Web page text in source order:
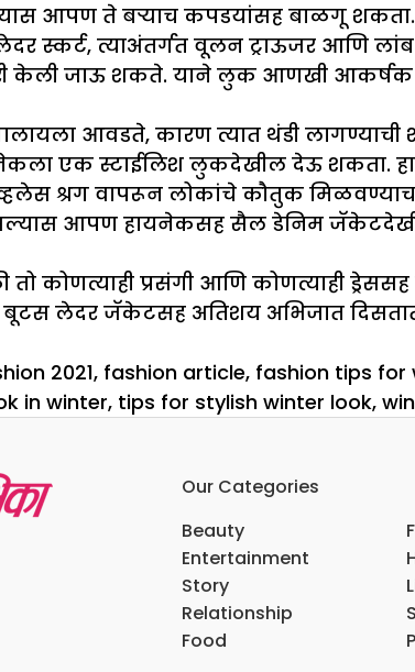
आपण ते बऱ्याच कपडयांसह बाळगू शकता.
लेदर स्कर्ट, त्याअंतर्गत वूलन ट्राऊजर
केली जाऊ शकते. याने लुक आणखी
आवडते, कारण त्यात थंडी
एक स्टाईलिश लुकदेखील देऊ शकता.
श्रग वापरून लोकांचे कौतुक मिळवण्याचा
आपण हायनेकसह सैल डेनिम
कोणत्याही प्रसंगी आणि कोणत्याही
बूटस लेदर जॅकेटसह अतिशय अभिजात
2021, fashion article, fashion tips for
in winter, tips for stylish winter look,
Our Categories
Beauty
Entertainment
Story
Relationship
Food